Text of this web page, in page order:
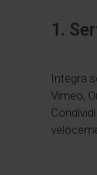
1.
Integra
Vimeo,